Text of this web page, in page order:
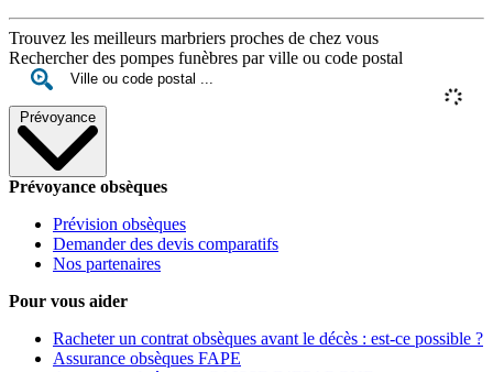
Trouvez les meilleurs marbriers proches de chez vous
Rechercher des pompes funèbres par ville ou code postal
Prévoyance
Prévoyance obsèques
Prévision obsèques
Demander des devis comparatifs
Nos partenaires
Pour vous aider
Racheter un contrat obsèques avant le décès : est-ce possible ?
Assurance obsèques FAPE